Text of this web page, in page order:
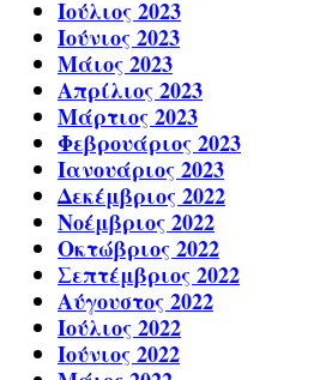
Ιούλιος 2023
Ιούνιος 2023
Μάιος 2023
Απρίλιος 2023
Μάρτιος 2023
Φεβρουάριος 2023
Ιανουάριος 2023
Δεκέμβριος 2022
Νοέμβριος 2022
Οκτώβριος 2022
Σεπτέμβριος 2022
Αύγουστος 2022
Ιούλιος 2022
Ιούνιος 2022